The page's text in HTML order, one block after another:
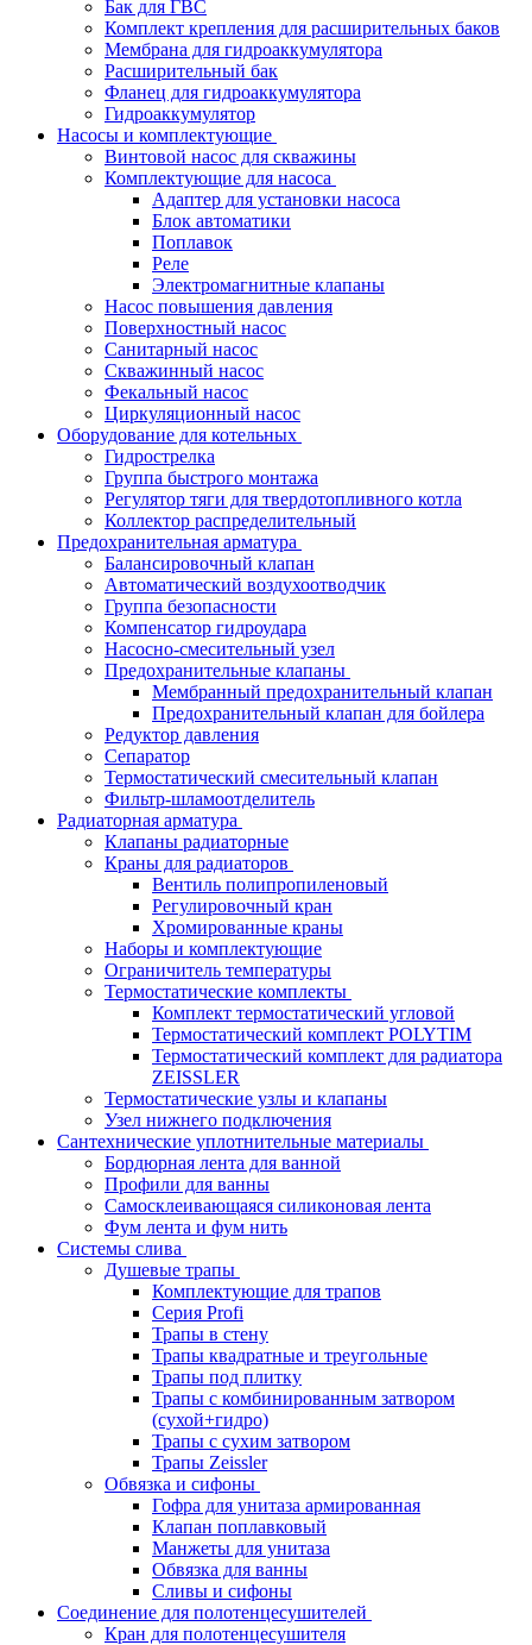
Бак для ГВС
Комплект крепления для расширительных баков
Мембрана для гидроаккумулятора
Расширительный бак
Фланец для гидроаккумулятора
Гидроаккумулятор
Насосы и комплектующие
Винтовой насос для скважины
Комплектующие для насоса
Адаптер для установки насоса
Блок автоматики
Поплавок
Реле
Электромагнитные клапаны
Насос повышения давления
Поверхностный насос
Санитарный насос
Скважинный насос
Фекальный насос
Циркуляционный насос
Оборудование для котельных
Гидрострелка
Группа быстрого монтажа
Регулятор тяги для твердотопливного котла
Коллектор распределительный
Предохранительная арматура
Балансировочный клапан
Автоматический воздухоотводчик
Группа безопасности
Компенсатор гидроудара
Насосно-смесительный узел
Предохранительные клапаны
Мембранный предохранительный клапан
Предохранительный клапан для бойлера
Редуктор давления
Сепаратор
Термостатический смесительный клапан
Фильтр-шламоотделитель
Радиаторная арматура
Клапаны радиаторные
Краны для радиаторов
Вентиль полипропиленовый
Регулировочный кран
Хромированные краны
Наборы и комплектующие
Ограничитель температуры
Термостатические комплекты
Комплект термостатический угловой
Термостатический комплект POLYTIM
Термостатический комплект для радиатора
ZEISSLER
Термостатические узлы и клапаны
Узел нижнего подключения
Сантехнические уплотнительные материалы
Бордюрная лента для ванной
Профили для ванны
Самосклеивающаяся силиконовая лента
Фум лента и фум нить
Системы слива
Душевые трапы
Комплектующие для трапов
Серия Profi
Трапы в стену
Трапы квадратные и треугольные
Трапы под плитку
Трапы с комбинированным затвором
(сухой+гидро)
Трапы с сухим затвором
Трапы Zeissler
Обвязка и сифоны
Гофра для унитаза армированная
Клапан поплавковый
Манжеты для унитаза
Обвязка для ванны
Сливы и сифоны
Соединение для полотенцесушителей
Кран для полотенцесушителя